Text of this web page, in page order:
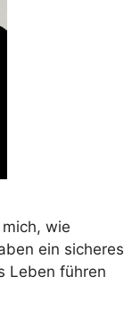
wie
ein sicheres
Leben führen